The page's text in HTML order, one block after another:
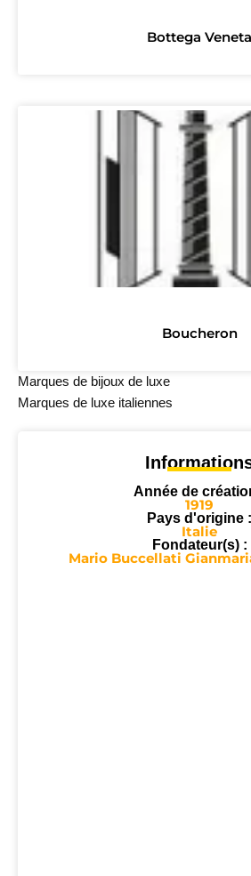
Bottega Veneta
Boucheron
Marques de bijoux de luxe
Marques de luxe italiennes
Année de
1919
Pays d'origine :
Italie
Fondateur(s) :
Mario Buccellati